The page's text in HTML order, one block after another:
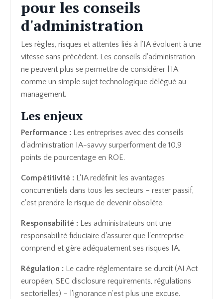
pour les conseils
d'administration
Les règles, risques et attentes liés à l'IA évoluent à une
vitesse sans précédent. Les conseils d'administration
ne peuvent plus se permettre de considérer l'IA
comme un simple sujet technologique délégué au
management.
Les enjeux
Performance : Les entreprises avec des conseils
d'administration IA-savvy surperforment de 10,9
points de pourcentage en ROE.
Compétitivité : L'IA redéfinit les avantages
concurrentiels dans tous les secteurs – rester passif,
c'est prendre le risque de devenir obsolète.
Responsabilité : Les administrateurs ont une
responsabilité fiduciaire d'assurer que l'entreprise
comprend et gère adéquatement ses risques IA.
Régulation : Le cadre réglementaire se durcit (AI Act
européen, SEC disclosure requirements, régulations
sectorielles) – l'ignorance n'est plus une excuse.